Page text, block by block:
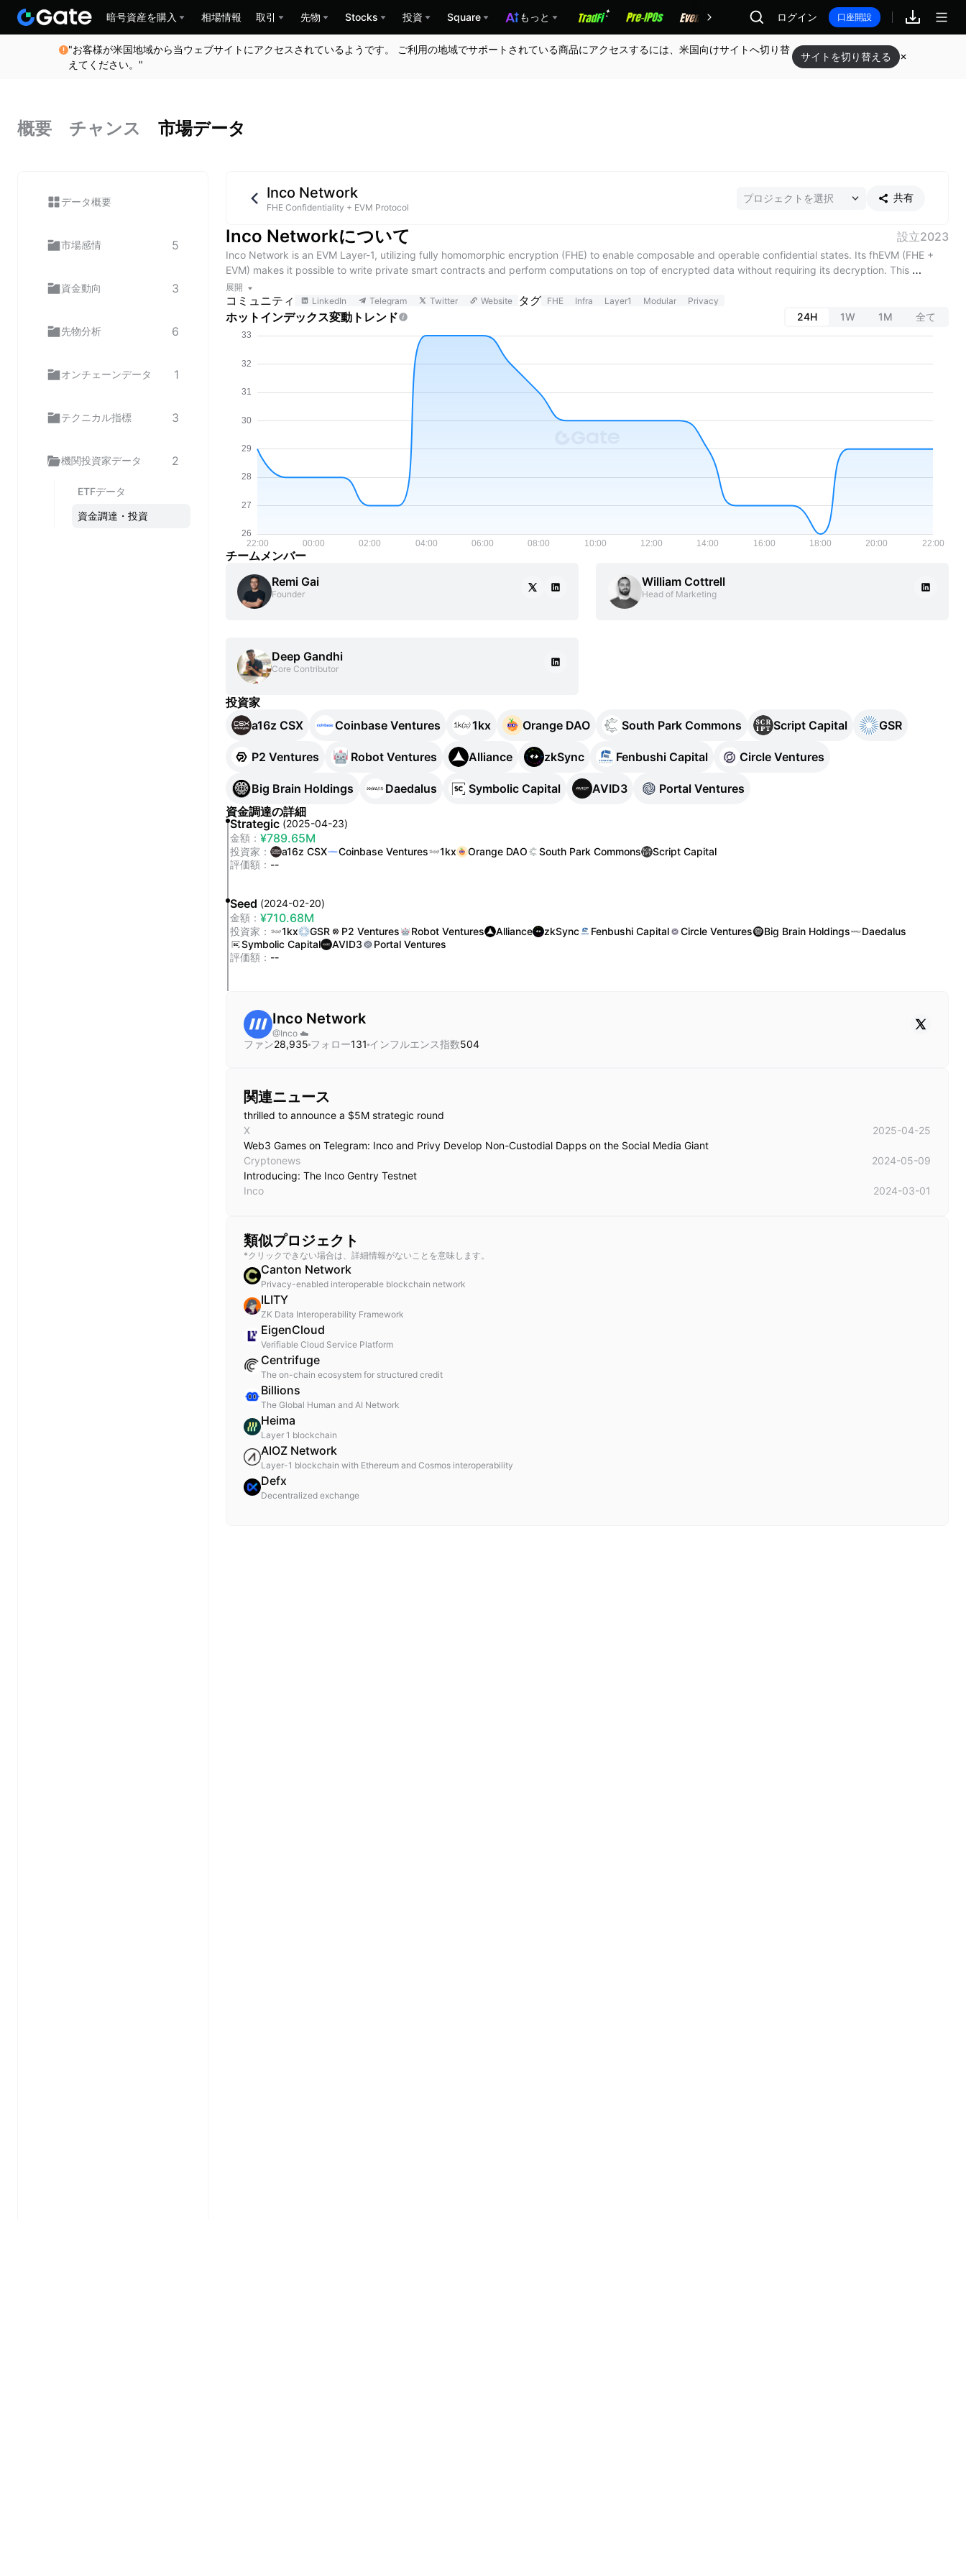
暗号資産を購入 相場情報 取引 先物 Stocks 投資 Square もっと ログイン 口座開設
"お客様が米国地域から当ウェブサイトにアクセスされているようです。 ご利用の地域でサポートされている商品にアクセスするには、米国向けサイトへ切り替
えてください。"
サイトを切り替える
概要 チャンス 市場データ
データ概要
市場感情 5
資金動向 3
先物分析 6
オンチェーンデータ 1
テクニカル指標 3
機関投資家データ 2
ETFデータ
資金調達・投資
Inco Network
FHE Confidentiality + EVM Protocol
共有
Inco Network
@Inco ☁️
ファン28,935 フォロー131 インフルエンス指数504
関連ニュース
thrilled to announce a $5M strategic round
X
2025-04-25
Web3 Games on Telegram: Inco and Privy Develop Non-Custodial Dapps on the Social Media Giant
Cryptonews
2024-05-09
Introducing: The Inco Gentry Testnet
Inco
2024-03-01
類似プロジェクト
*クリックできない場合は、詳細情報がないことを意味します。
Canton Network
Privacy-enabled interoperable blockchain network
ILITY
ZK Data Interoperability Framework
EigenCloud
Verifiable Cloud Service Platform
Centrifuge
The on-chain ecosystem for structured credit
Billions
The Global Human and AI Network
Heima
Layer 1 blockchain
AIOZ Network
Layer-1 blockchain with Ethereum and Cosmos interoperability
Defx
Decentralized exchange
Inco Networkについて 設立2023
Inco Network is an EVM Layer-1, utilizing fully homomorphic encryption (FHE) to enable composable and operable confidential states. Its fhEVM (FHE +
EVM) makes it possible to write private smart contracts and perform computations on top of encrypted data without requiring its decryption. This
innovation unlocks a wide range use cases with confidentiality components, such as card games, DID, private voting, dark pools, etc. - paving the way
for a new era of possibilities.
展開
コミュニティ LinkedIn Telegram Twitter Website タグ FHE Infra Layer1 Modular Privacy
ホットインデックス変動トレンド 24H 1W 1M 全て
チームメンバー
Remi Gai
Founder
William Cottrell
Head of Marketing
Deep Gandhi
Core Contributor
投資家
a16z CSX
Coinbase Ventures 1kx Orange DAO South Park Commons Script Capital GSR
P2 Ventures Robot Ventures Alliance zkSync Fenbushi Capital Circle Ventures
Big Brain Holdings Daedalus Symbolic Capital AVID3
Portal Ventures
資金調達の詳細
Strategic (2025-04-23)
金額 ： ¥789.65M
投資家 ： a16z CSX Coinbase Ventures 1kx Orange DAO South Park Commons
Script Capital
評価額 ： --
Seed (2024-02-20)
金額 ： ¥710.68M
投資家 ： 1kx GSR P2 Ventures Robot Ventures Alliance zkSync Fenbushi Capital Circle Ventures Big Brain Holdings
Daedalus
Symbolic Capital
AVID3
Portal Ventures
評価額 ： --